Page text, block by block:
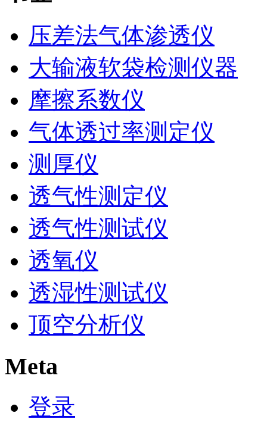
压差法气体渗透仪
大输液软袋检测仪器
摩擦系数仪
气体透过率测定仪
测厚仪
透气性测定仪
透气性测试仪
透氧仪
透湿性测试仪
顶空分析仪
Meta
登录